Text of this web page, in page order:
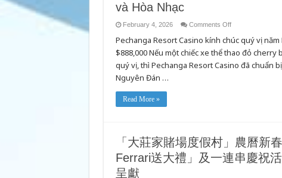
và Hòa Nhạc
February 4, 2026 Comments Offon
Resort
Casino
“Tăng
Mừng
Biếu
Tặng
$888,000,
cùng
Pechanga Resort Casino kính chúc quý vị
$888,000 Nếu một chiếc xe thể thao đỏ
quý vị, thì Pechanga Resort Casino đã chuẩn
Nguyên Đán …
Read More »
「大莊家賭場度假村」農曆新
Ferrari送大禮」及一連串慶祝
呈獻